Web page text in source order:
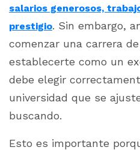
salarios generosos,
prestigio. Sin embargo,
comenzar una carrera
establecerte como un
debe elegir
universidad que se
buscando.
Esto es importante